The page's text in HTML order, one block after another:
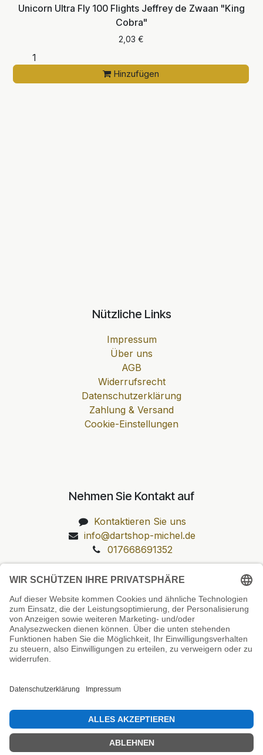
Unicorn Ultra Fly 100 Flights Jeffrey de Zwaan "King
Cobra"
2,03 €
Hinzufügen
Nützliche Links
Impressum
Über uns
AGB
Widerrufsrecht
Datenschutzerklärung
Zahlung & Versand
Cookie-Einstellungen
Nehmen Sie Kontakt auf
Kontaktieren Sie uns
info@dartshop-michel.de
017668691352
Unsere Prüfsiegel